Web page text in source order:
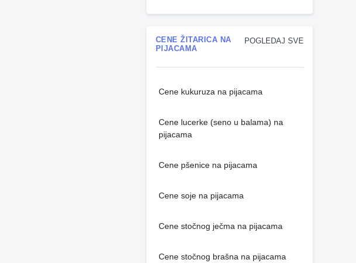
POGLEDAJ SVE
CENE ŽITARICA NA
PIJACAMA
Cene kukuruza na pijacama
Cene lucerke (seno u balama) na
pijacama
Cene pšenice na pijacama
Cene soje na pijacama
Cene stočnog ječma na pijacama
Cene stočnog brašna na pijacama